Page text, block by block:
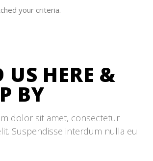
your criteria.
US HERE &
BY
dolor sit amet, consectetur
Suspendisse interdum nulla eu